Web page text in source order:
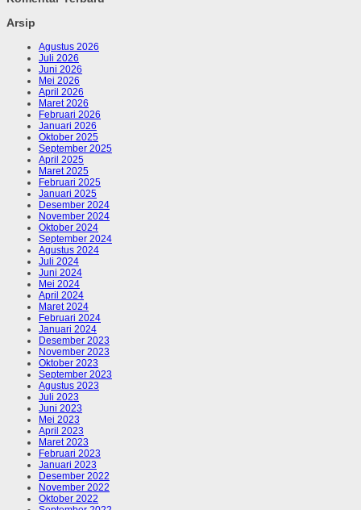
Arsip
Agustus 2026
Juli 2026
Juni 2026
Mei 2026
April 2026
Maret 2026
Februari 2026
Januari 2026
Oktober 2025
September 2025
April 2025
Maret 2025
Februari 2025
Januari 2025
Desember 2024
November 2024
Oktober 2024
September 2024
Agustus 2024
Juli 2024
Juni 2024
Mei 2024
April 2024
Maret 2024
Februari 2024
Januari 2024
Desember 2023
November 2023
Oktober 2023
September 2023
Agustus 2023
Juli 2023
Juni 2023
Mei 2023
April 2023
Maret 2023
Februari 2023
Januari 2023
Desember 2022
November 2022
Oktober 2022